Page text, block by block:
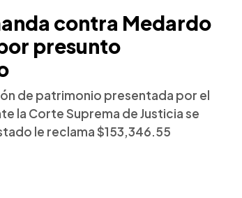
contra Medardo
presunto
de patrimonio presentada por el
la Corte Suprema de Justicia se
le reclama $153,346.55